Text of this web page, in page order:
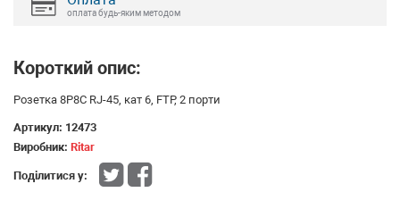
оплата будь-яким методом
Короткий опис:
Розетка 8P8C RJ-45, кат 6, FTP, 2 порти
Артикул: 12473
Виробник: Ritar
Поділитися у: